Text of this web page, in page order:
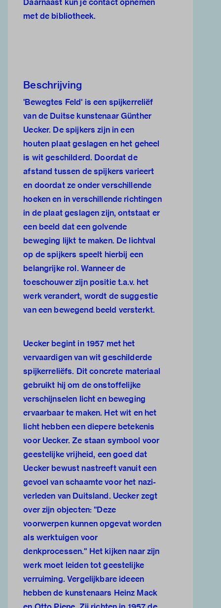
Daarnaast kun jecontact opnemen
met de bibliotheek.
Beschrijving
'Bewegtes Feld' is een spijkerreliëf
van de Duitse kunstenaar Günther
Uecker. De spijkers zijn in een
houten plaat geslagen en het geheel
is wit geschilderd. Doordat de
afstand tussen de spijkers varieert
en doordat ze onder verschillende
hoeken en in verschillende richtingen
in de plaat geslagen zijn, ontstaat er
een beeld dat een golvende
beweging lijkt te maken. De lichtval
op de spijkers speelt hierbij een
belangrijke rol. Wanneer de
toeschouwer zijn positie t.a.v. het
werk verandert, wordt de suggestie
van een bewegend beeld versterkt.
Uecker begint in 1957 met het
vervaardigen van wit geschilderde
spijkerreliëfs. Dit concrete materiaal
gebruikt hij om de onstoffelijke
verschijnselen licht en beweging
ervaarbaar te maken. Het wit en het
licht hebben een diepere betekenis
voor Uecker. Ze staan symbool voor
geestelijke vrijheid, een goed dat
Uecker bewust nastreeft vanuit een
gevoel van schaamte voor het nazi-
verleden van Duitsland. Uecker zegt
over zijn objecten: "Deze
voorwerpen kunnen opgevat worden
als werktuigen voor
denkprocessen." Het kijken naar zijn
werk moet leiden tot geestelijke
verruiming. Vergelijkbare ideeen
hebben de kunstenaars Heinz Mack